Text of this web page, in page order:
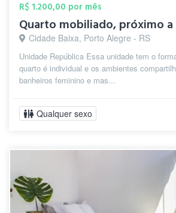
R$ 1.200,00 por mês
Cidade Baixa, Porto Alegre - RS
Unidade República Essa unidade tem o
quarto é individual e os ambientes
banheiros feminino e mas...
Qualquer sexo